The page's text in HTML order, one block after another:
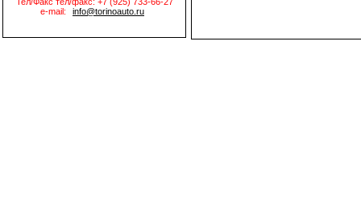
e-mail:
info@torinoauto.ru